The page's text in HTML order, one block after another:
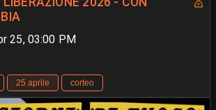
25, 03:00 PM
25 aprile corteo